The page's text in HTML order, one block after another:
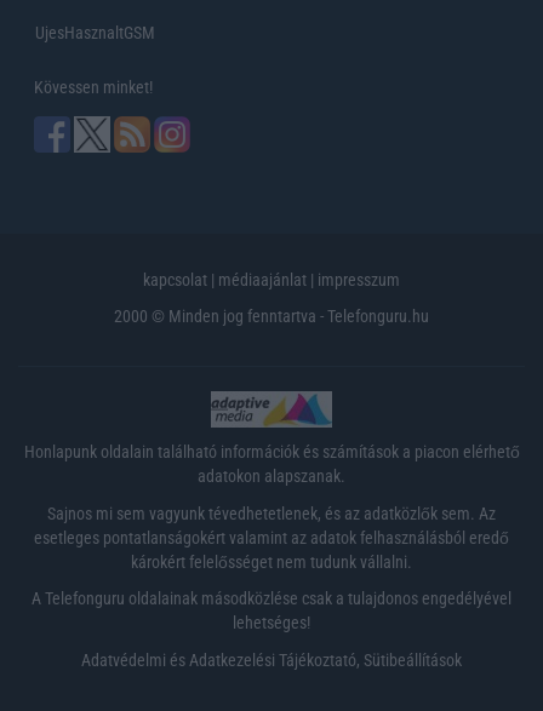
UjesHasznaltGSM
Kövessen minket!
kapcsolat | médiaajánlat | impresszum
2000 © Minden jog fenntartva - Telefonguru.hu
Honlapunk oldalain található információk és számítások a piacon elérhető
adatokon alapszanak.
Sajnos mi sem vagyunk tévedhetetlenek, és az adatközlők sem. Az
esetleges pontatlanságokért valamint az adatok felhasználásból eredő
károkért felelősséget nem tudunk vállalni.
A Telefonguru oldalainak másodközlése csak a tulajdonos engedélyével
lehetséges!
Adatvédelmi és Adatkezelési Tájékoztató, Sütibeállítások